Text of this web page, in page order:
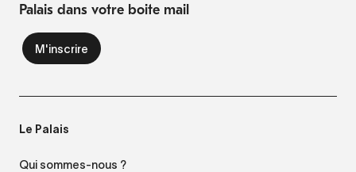
Palais dans votre boite mail
Le Palais
Qui sommes-nous ?